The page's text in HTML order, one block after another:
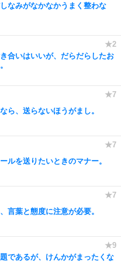
なみがなかなかうまく整わな
合いはいいが、だらだらしたお
ら、送らないほうがまし。
ルを送りたいときのマナー。
言葉と態度に注意が必要。
であるが、けんかがまったくな